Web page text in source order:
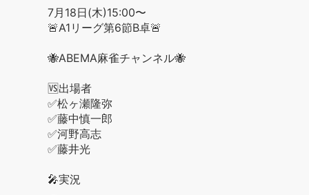
7月18日(木)15:00〜
🚨A1リーグ第6節B卓🚨
🐝ABEMA麻雀チャンネル🐝
🆚出場者
✅松ヶ瀬隆弥
✅藤中慎一郎
✅河野高志
✅藤井光
🎤実況